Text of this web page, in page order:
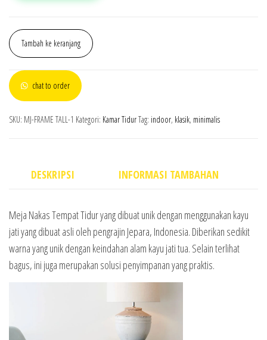
Tambah ke keranjang
chat to order
SKU: MJ-FRAME TALL-1 Kategori: Kamar TidurTag: indoor, klasik, minimalis
DESKRIPSI INFORMASI TAMBAHAN
Meja Nakas Tempat Tidur yang dibuat unik dengan menggunakan kayu
jati yang dibuat asli oleh pengrajin Jepara, Indonesia. Diberikan sedikit
warna yang unik dengan keindahan alam kayu jati tua. Selain terlihat
bagus, ini juga merupakan solusi penyimpanan yang praktis.